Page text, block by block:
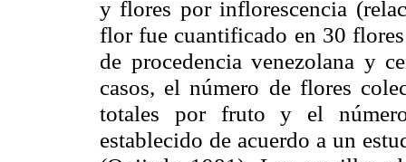
y flores por inflorescencia
flor fue cuantificado en 30
de procedencia venezolana y
casos, el número de flores
totales por fruto y el
establecido de acuerdo a un